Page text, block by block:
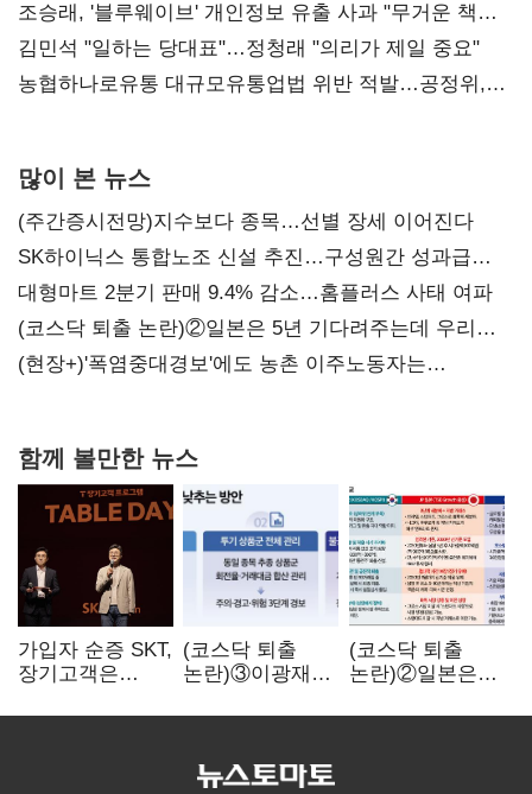
조승래, '블루웨이브' 개인정보 유출 사과 "무거운 책임
통감"
김민석 "일하는 당대표"…정청래 "의리가 제일 중요"
농협하나로유통 대규모유통업법 위반 적발…공정위,
많이 본 뉴스
(주간증시전망)지수보다 종목…선별 장세 이어진다
SK하이닉스 통합노조 신설 추진…구성원간 성과급
불만 확산
대형마트 2분기 판매 9.4% 감소…홈플러스 사태 여파
(코스닥 퇴출 논란)②일본은 5년 기다려주는데 우리는
당장 퇴출?…시간만으론 부족한 코스닥 구하기
(현장+)'폭염중대경보'에도 농촌 이주노동자는
함께 볼만한 뉴스
가입자 순증 SKT,
장기고객은
챙긴다
(코스닥 퇴출
논란)③이광재
자동차 없애지는
(코스닥 퇴출
논란)②일본은
기다려주는데